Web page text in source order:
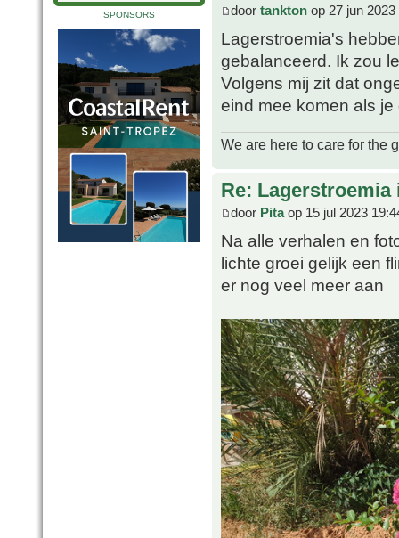
SPONSORS door tankton op 27 jun 2023
Lagerstroemia's
gebalanceerd. Ik zou
Volgens mij zit dat
eind mee komen als
We are here to care for the
Re:
door Pitaop 15 jul 2023
Na alle verhalen en
lichte groei gelijk een
er nog veel meer aan